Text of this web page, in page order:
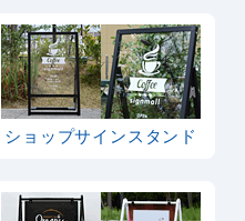
ショップサインスタンド